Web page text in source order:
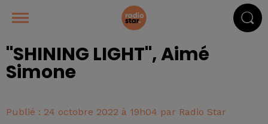
"SHINING LIGHT", Aimé
Simone
Publié : 24 octobre 2022 à 19h04 par Radio Star